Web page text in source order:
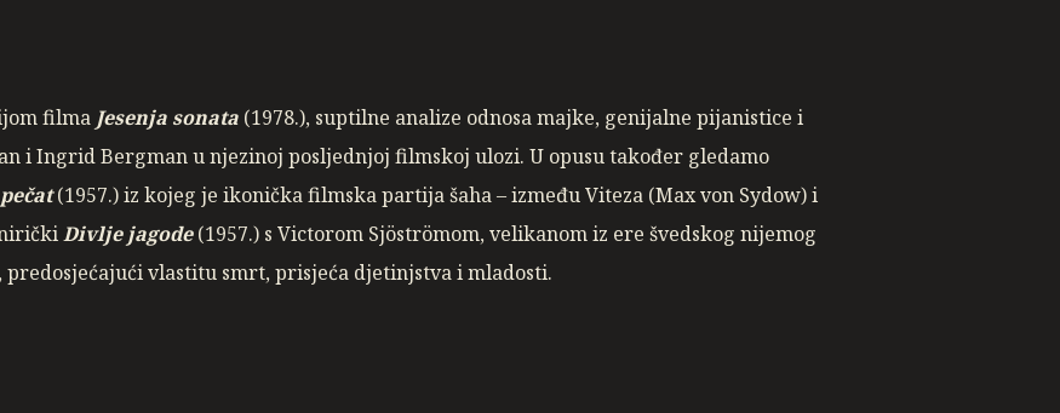
filma Jesenja sonata (1978.), suptilne analize odnosa majke, genijalne pijanistice i
i Ingrid Bergman u njezinoj posljednjoj filmskoj ulozi. U opusu također gledamo
(1957.) iz kojeg je ikonička filmska partija šaha – između Viteza (Max von Sydow) i
Divlje jagode(1957.) s Victorom Sjöströmom, velikanom iz ere švedskog nijemog
vlastitu smrt, prisjeća djetinjstva i mladosti.